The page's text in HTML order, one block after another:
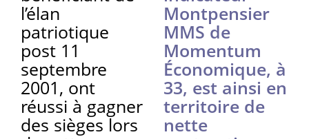
l’élan
patriotique
post 11
septembre
2001, ont
réussi à gagner
des sièges lors
Montpensier
MMS de
Momentum
Économique, à
33, est ainsi en
territoire de
nette